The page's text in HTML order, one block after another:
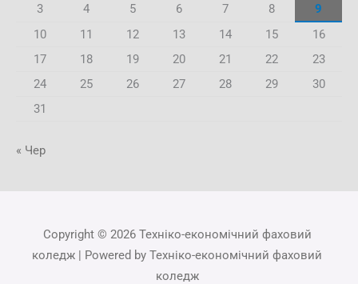
3
4 5 6 7 8
9
10
11 12 13 14 15
16
17
18 19 20 21 22
23
24
25 26 27 28 29
30
31
« Чер
Copyright © 2026 Техніко-економічний фаховий
коледж | Powered by Техніко-економічний фаховий
коледж